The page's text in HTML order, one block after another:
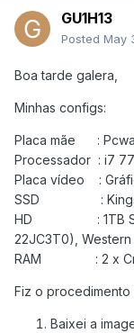
GU1H13
Posted May
Boa tarde galera,
Minhas configs:
Placa mãe :
Processador : i7
Placa vídeo :
SSD : Kingston
HD : 1TB SATA
22JC3T0), Western
RAM : 2 x
Fiz o procedimento
Baixei a